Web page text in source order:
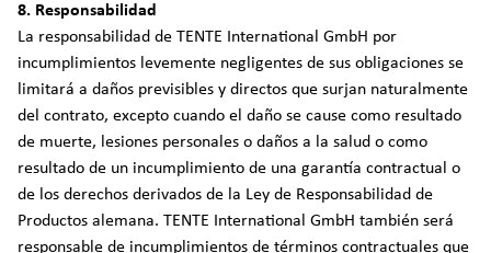
8. Responsabilidad
La responsabilidad de TENTE International GmbH por
incumplimientos levemente negligentes de sus obligaciones se
limitará a daños previsibles y directos que surjan naturalmente
del contrato, excepto cuando el daño se cause como resultado
de muerte, lesiones personales o daños a la salud o como
resultado de un incumplimiento de una garantía contractual o
de los derechos derivados de la Ley de Responsabilidad de
Productos alemana. TENTE International GmbH también será
responsable de incumplimientos de términos contractuales que